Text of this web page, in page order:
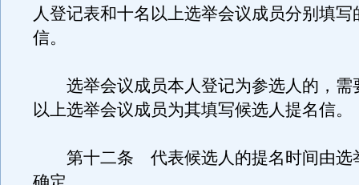
人登记表和十名以上选举会议成员分别填写
信。
选举会议成员本人登记为参选人的，需
以上选举会议成员为其填写候选人提名信。
第十二条 代表候选人的提名时间由选